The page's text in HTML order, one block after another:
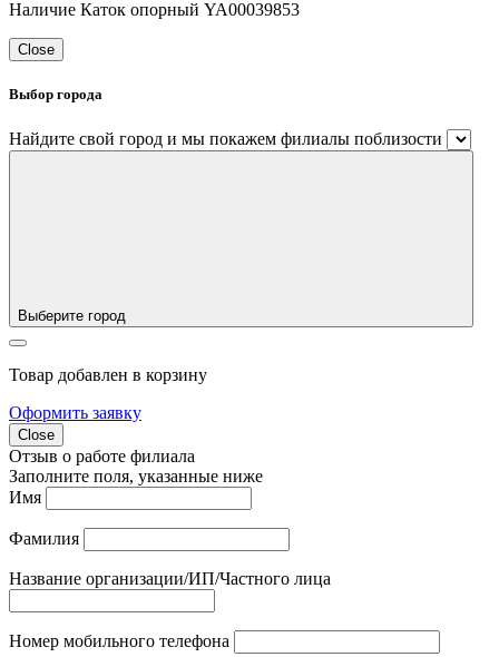
Наличие Каток опорный YA00039853
Close
Выбор города
Найдите свой город и мы покажем филиалы поблизости
Выберите город
Товар добавлен в корзину
Оформить заявку
Close
Отзыв о работе филиала
Заполните поля, указанные ниже
Имя
Фамилия
Название организации/ИП/Частного лица
Номер мобильного телефона